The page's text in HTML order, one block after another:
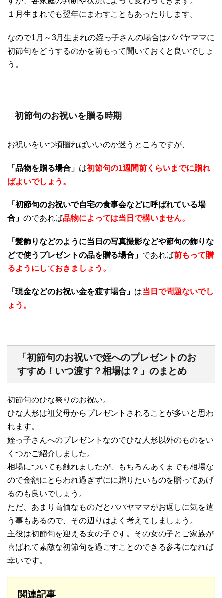
１月生まれでも翌年にまわすこともあったりします。
なので1月～3月生まれの姪っ子さんの場合はパパヤママに
初節句をどうするのかを前もって聞いておくと良いでしょ
う。
初節句のお祝いを贈る時期
お祝いをいつ頃贈ればいいのか迷うところですが、
「品物を贈る場合」 は初節句の1週間前くらいまでに贈れ
ばよいでしょう。
「初節句のお祝いで自宅の食事会などに呼ばれている場
合」 のであれば品物によっては当日で構いません。
「髪飾りなどのように当日の写真撮影などや節句の飾りな
どで使うプレゼントの品を贈る場合」 であれば前もって贈
るようにしておきましょう。
「現金などのお祝い金を渡す場合」 は当日で問題ないでし
ょう。
「初節句のお祝いで姪へのプレゼントのお
すすめ！いつ渡す？相場は？」のまとめ
初節句のひな祭りのお祝い。
ひな人形は祖父母からプレゼントされることが多いと思わ
れます。
姪っ子さんへのプレゼントなのでひな人形以外のものをい
くつかご紹介しました。
相場についても触れましたが、もちろんあくまでも相場な
ので金額にとらわれ過ぎずにに贈りたいものを贈ってあげ
るのも良いでしょう。
ただ、あまり高価なものだとパパヤママがお返しに気を遣
う事もあるので、その辺りはよく考えてしましょう。
主役は初節句を迎える女の子です。その女の子とご家族が
喜ばれて素敵な初節句を過ごすことのできる参考になれば
幸いです。
関連記事